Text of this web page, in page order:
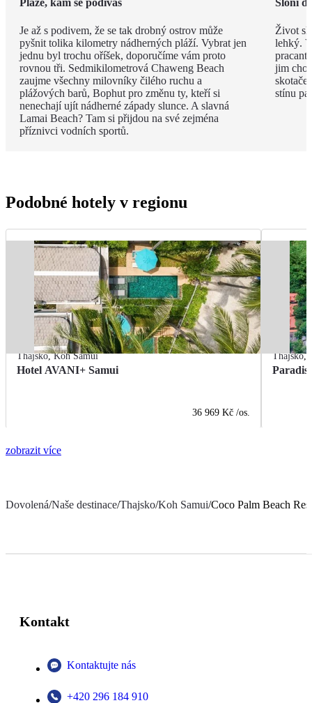
Pláže, kam se podíváš
Je až s podivem, že se tak drobný ostrov může
pyšnit tolika kilometry nádherných pláží. Vybrat jen
jednu byl trochu oříšek, doporučíme vám proto
rovnou tři. Sedmikilometrová Chaweng Beach
zaujme všechny milovníky čilého ruchu a
plážových barů, Bophut pro změnu ty, kteří si
nenechají ujít nádherné západy slunce. A slavná
Lamai Beach? Tam si přijdou na své zejména
příznivci vodních sportů.
Sloní
Život
lehký.
jim
stínu
Podobné hotely v regionu
Thajsko,Koh Samui
Hotel AVANI+ Samui
36 969 Kč /os.
Thajsko,
zobrazit více
Dovolená/Naše destinace/Thajsko/Koh Samui/Coco Palm Beach
Kontakt
Kontaktujte nás
+420 296 184 910